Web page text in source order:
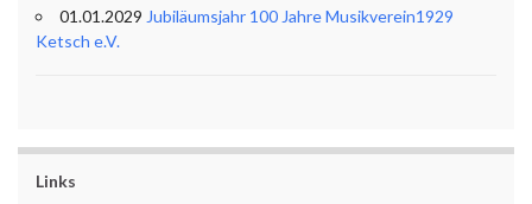
01.01.2029 Jubiläumsjahr 100 Jahre Musikverein1929
Ketsch e.V.
Links